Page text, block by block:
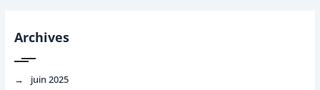
Archives
juin 2025